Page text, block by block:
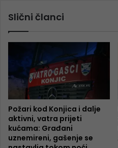
Slični članci
Požari kod Konjica i dalje
aktivni, vatra prijeti
kućama: Građani
uznemireni, gašenje se